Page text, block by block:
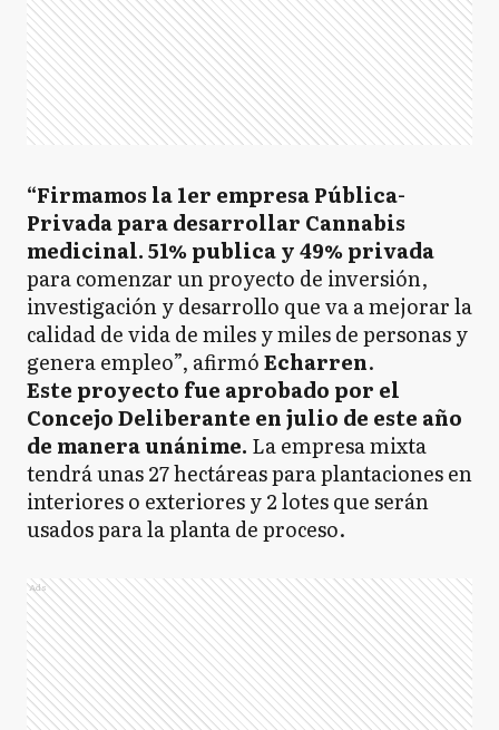
“Firmamos la 1er empresa Pública-
Privada para desarrollar Cannabis
medicinal. 51% publica y 49% privada
para comenzar un proyecto de inversión,
investigación y desarrollo que va a mejorar la
calidad de vida de miles y miles de personas y
genera empleo”, afirmóEcharren.
Este proyecto fue aprobado por el
Concejo Deliberante en julio de este año
de manera unánime. La empresa mixta
tendrá unas 27 hectáreas para plantaciones en
interiores o exteriores y 2 lotes que serán
usados para la planta de proceso.
Ads